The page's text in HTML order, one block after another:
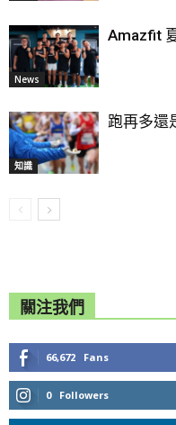
News
Amazfit
知識
跑再多還
關注我們
66,672 Fans
0 Followers